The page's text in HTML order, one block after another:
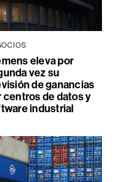
eleva por
vez su
de ganancias
centros de datos y
industrial